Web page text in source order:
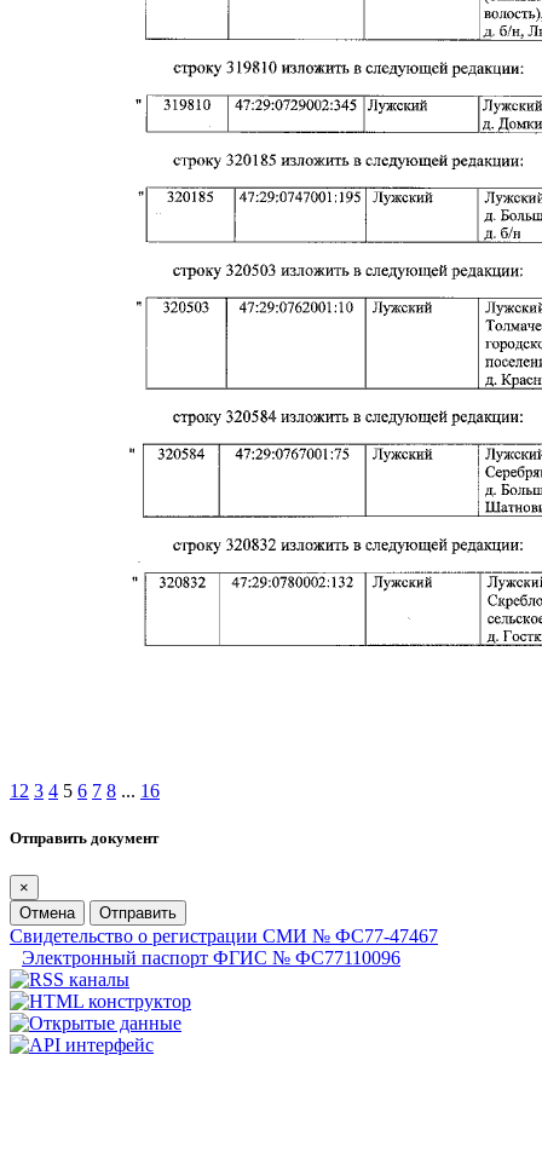
1 2 3 4 5 6 7 8 ... 16
Отправить документ
×
Отмена
Отправить
Свидетельство о регистрации СМИ № ФС77-47467
Электронный паспорт ФГИС № ФС77110096